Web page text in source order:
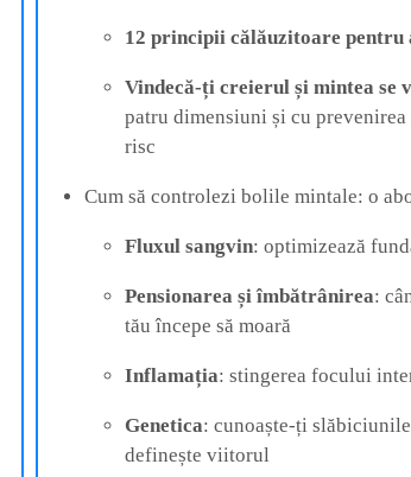
12 principii călăuzitoare pentru
Vindecă-ți creierul și mintea se
patru dimensiuni și cu
risc
Cum să controlezi bolile mintale: o
Fluxul sangvin: optimizează
Pensionarea și îmbătrânirea:
tău începe să moară
Inflamația: stingerea focului
Genetica: cunoaște-ți
definește viitorul